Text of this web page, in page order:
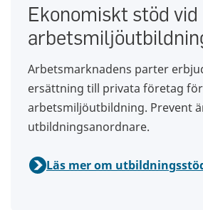
Ekonomiskt stöd vid
Arbetsmarknadens parter
ersättning till privata företag
arbetsmiljöutbildning. Prevent
utbildningsanordnare.
Läs mer om